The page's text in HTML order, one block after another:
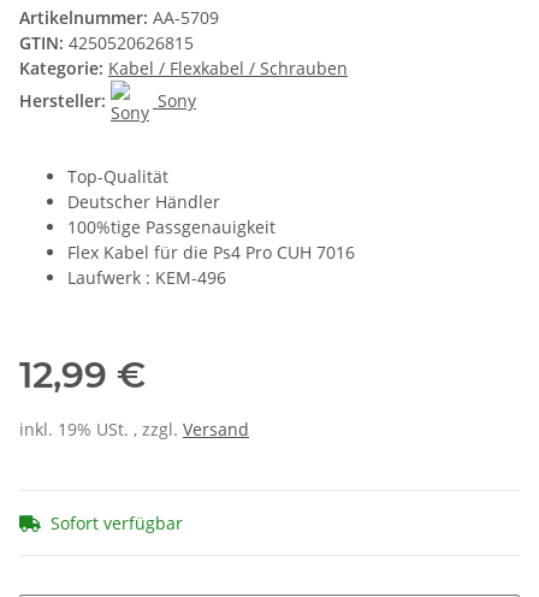
Artikelnummer: AA-5709
GTIN: 4250520626815
Kategorie: Kabel / Flexkabel / Schrauben
Hersteller:
Sony
Top-Qualität
Deutscher Händler
100%tige Passgenauigkeit
Flex Kabel für die Ps4 Pro CUH 7016
Laufwerk : KEM-496
12,99 €
inkl. 19% USt. , zzgl. Versand
Sofort verfügbar